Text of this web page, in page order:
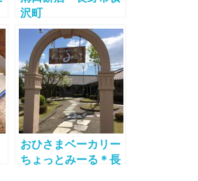
沢町
おひさまベーカリー
ちょっとみーる＊長